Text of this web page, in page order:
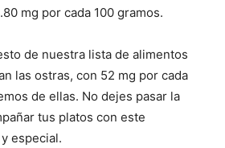
mg por cada 100 gramos.
de nuestra lista de alimentos
las ostras, con 52 mg por cada
de ellas. No dejes pasar la
tus platos con este
especial.